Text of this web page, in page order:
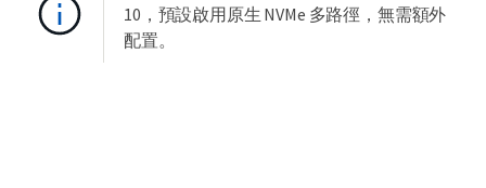
10，預設啟用原生 NVMe 多路徑，無需額外
配置。